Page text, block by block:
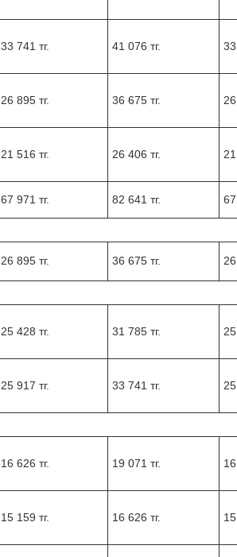
33 741 тг. 41 076 тг. 33
26 895 тг. 36 675 тг. 26
21 516 тг. 26 406 тг. 21
67 971 тг. 82 641 тг. 67
26 895 тг. 36 675 тг. 26
25 428 тг. 31 785 тг. 25
25 917 тг. 33 741 тг. 25
16 626 тг. 19 071 тг.
15 159 тг. 16 626 тг.